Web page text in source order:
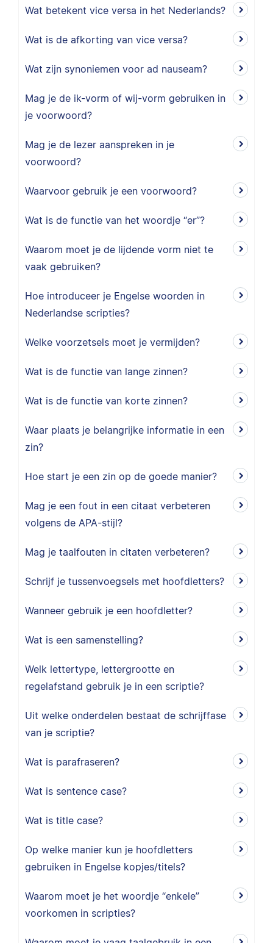
Wat betekent vice versa in het Nederlands?
Wat is de afkorting van vice versa?
Wat zijn synoniemen voor ad nauseam?
Mag je de ik-vorm of wij-vorm gebruiken in
je voorwoord?
Mag je de lezer aanspreken in je
voorwoord?
Waarvoor gebruik je een voorwoord?
Wat is de functie van het woordje “er”?
Waarom moet je de lijdende vorm niet te
vaak gebruiken?
Hoe introduceer je Engelse woorden in
Nederlandse scripties?
Welke voorzetsels moet je vermijden?
Wat is de functie van lange zinnen?
Wat is de functie van korte zinnen?
Waar plaats je belangrijke informatie in een
zin?
Hoe start je een zin op de goede manier?
Mag je een fout in een citaat verbeteren
volgens de APA-stijl?
Mag je taalfouten in citaten verbeteren?
Schrijf je tussenvoegsels met hoofdletters?
Wanneer gebruik je een hoofdletter?
Wat is een samenstelling?
Welk lettertype, lettergrootte en
regelafstand gebruik je in een scriptie?
Uit welke onderdelen bestaat de schrijffase
van je scriptie?
Wat is parafraseren?
Wat is sentence case?
Wat is title case?
Op welke manier kun je hoofdletters
gebruiken in Engelse kopjes/titels?
Waarom moet je het woordje “enkele”
voorkomen in scripties?